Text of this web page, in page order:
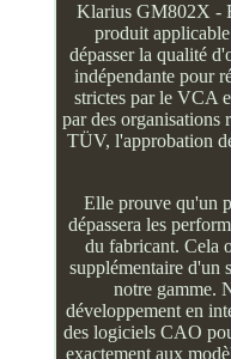
Klarius GM802X -
produit
dépasser la qualité
indépendante pour
strictes par le VCA
par des organisations
TÜV, l'approbation
Elle prouve qu'un
dépassera les
du fabricant. Cela
supplémentaire d'un
notre gamme.
développement en
des logiciels CAO
exactement aux